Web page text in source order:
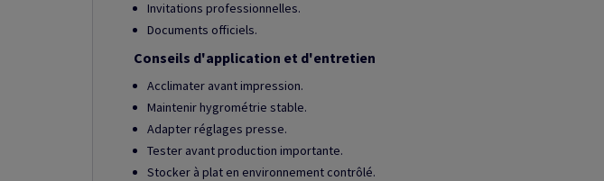
Invitations professionnelles.
Documents officiels.
Conseils d'application et d'entretien
Acclimater avant impression.
Maintenir hygrométrie stable.
Adapter réglages presse.
Tester avant production importante.
Stocker à plat en environnement contrôlé.